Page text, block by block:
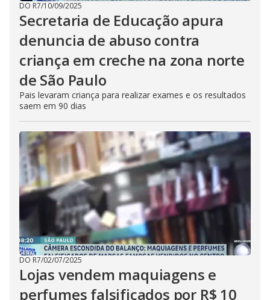
DO R7/10/09/2025
Secretaria de Educação apura
denuncia de abuso contra
criança em creche na zona norte
de São Paulo
Pais levaram criança para realizar exames e os resultados
saem em 90 dias
DO R7/02/07/2025
Lojas vendem maquiagens e
perfumes falsificados por R$ 10